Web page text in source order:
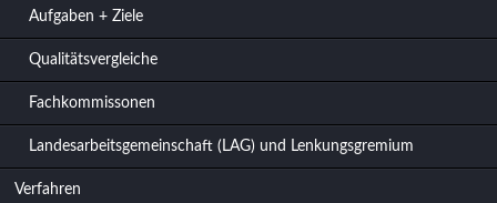
Aufgaben + Ziele
Qualitätsvergleiche
Fachkommissonen
Landesarbeitsgemeinschaft (LAG) und Lenkungsgremium
Verfahren